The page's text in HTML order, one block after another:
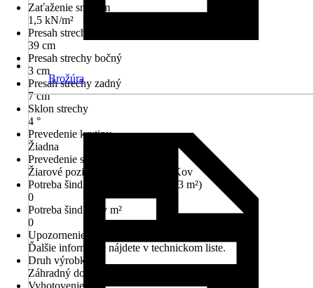
Zaťaženie snehom
1,5 kN/m²
Presah strechy predný
39 cm
Presah strechy bočný
3 cm
Presah strechy zadný
7 cm
Sklon strechy
4 °
Prevedenie krytiny
Žiadna
Prevedenie strechy
Žiarové pozinkovanie ponorom, Kov
Potreba šindľov (balíky obsahujú 3 m²)
0
Potreba šindľov v m²
0
Upozornenie
Ďalšie informácie nájdete v technickom liste.
Druh výrobku
Záhradný domček
Vyhotovenie
Brožúra